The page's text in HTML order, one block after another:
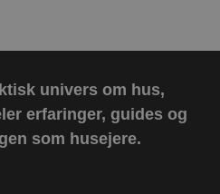
univers om hus,
erfaringer, guides og
som husejere.